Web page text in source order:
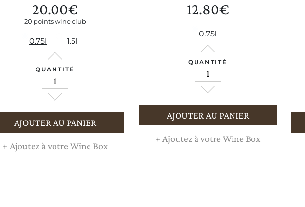
Wine Club
20.00€
20 points wine club
0.75l 1.5l
QUANTITÉ
AJOUTER AU PANIER
+ Ajoutez à votre Wine Box
12.80€
0.75l
QUANTITÉ
AJOUTER AU PANIER
+ Ajoutez à votre Wine Box